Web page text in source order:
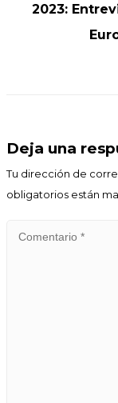
2023:
Deja una
Tu dirección de
obligatorios están